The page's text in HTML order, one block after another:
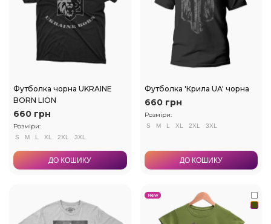
Футболка чорна UKRAINE
BORN LION
660 грн
Розміри:
S M L XL 2XL 3XL
ДО КОШИКУ
Футболка 'Крила UA' чорна
660 грн
Розміри:
S M L XL 2XL 3XL
ДО КОШИКУ
New